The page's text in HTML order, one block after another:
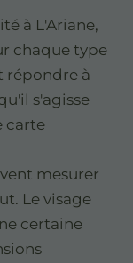
à L'Ariane,
chaque type
répondre à
s'agisse
carte
mesurer
Le visage
certaine